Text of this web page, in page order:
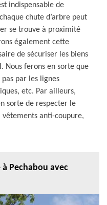
indispensable de
chute d’arbre peut
se trouve à proximité
également cette
de sécuriser les biens
Nous ferons en sorte que
pas par les lignes
etc. Par ailleurs,
sorte de respecter le
vêtements anti-coupure,
à Pechabou avec